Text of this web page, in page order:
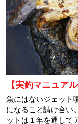
【実釣マニュア
魚にはないジェット
になること請け合い
ットは１年を通して